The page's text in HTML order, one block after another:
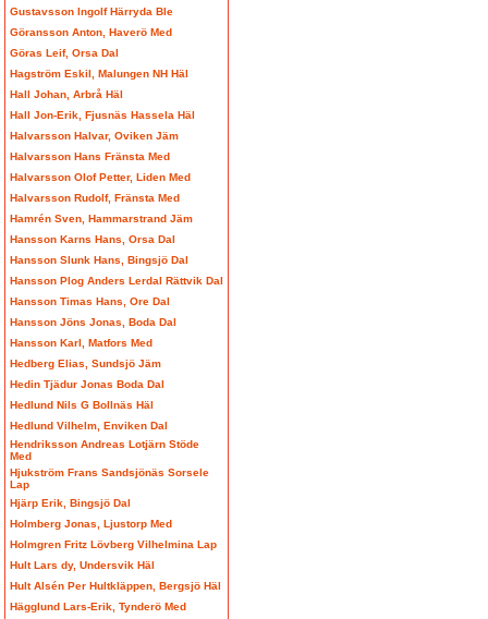
Gustavsson Ingolf Härryda Ble
Göransson Anton, Haverö Med
Göras Leif, Orsa Dal
Hagström Eskil, Malungen NH Häl
Hall Johan, Arbrå Häl
Hall Jon-Erik, Fjusnäs Hassela Häl
Halvarsson Halvar, Oviken Jäm
Halvarsson Hans Fränsta Med
Halvarsson Olof Petter, Liden Med
Halvarsson Rudolf, Fränsta Med
Hamrén Sven, Hammarstrand Jäm
Hansson Karns Hans, Orsa Dal
Hansson Slunk Hans, Bingsjö Dal
Hansson Plog Anders Lerdal Rättvik Dal
Hansson Timas Hans, Ore Dal
Hansson Jöns Jonas, Boda Dal
Hansson Karl, Matfors Med
Hedberg Elias, Sundsjö Jäm
Hedin Tjädur Jonas Boda Dal
Hedlund Nils G Bollnäs Häl
Hedlund Vilhelm, Enviken Dal
Hendriksson Andreas Lotjärn Stöde
Med
Hjukström Frans Sandsjönäs Sorsele
Lap
Hjärp Erik, Bingsjö Dal
Holmberg Jonas, Ljustorp Med
Holmgren Fritz Lövberg Vilhelmina Lap
Hult Lars dy, Undersvik Häl
Hult Alsén Per Hultkläppen, Bergsjö Häl
Hägglund Lars-Erik, Tynderö Med